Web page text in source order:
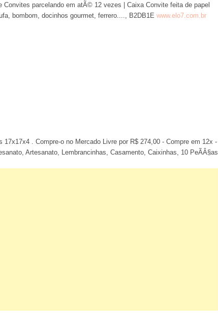
parcelando em atÃ© 12 vezes | Caixa Convite feita de papel
bombom, docinhos gourmet, ferrero...., B2DB1E www.elo7.com.br
17x17x4 . Compre-o no Mercado Livre por R$ 274,00 - Compre em 12x -
Artesanato, Lembrancinhas, Casamento, Caixinhas, 10 PeÃÂ§as.